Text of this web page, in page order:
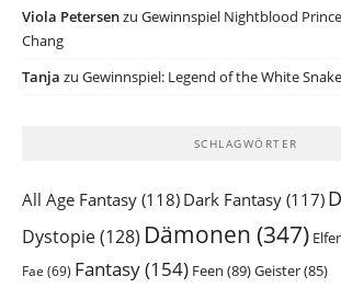
Viola Petersenzu Gewinnspiel Nightblood
Chang
Tanja zu Gewinnspiel: Legend of the White
SCHLAGWÖRTER
All Age Fantasy (118) Dark Fantasy (117)
Dystopie(128) Dämonen (347)
Fae (69) Fantasy(154) Feen (89)Geister(85)